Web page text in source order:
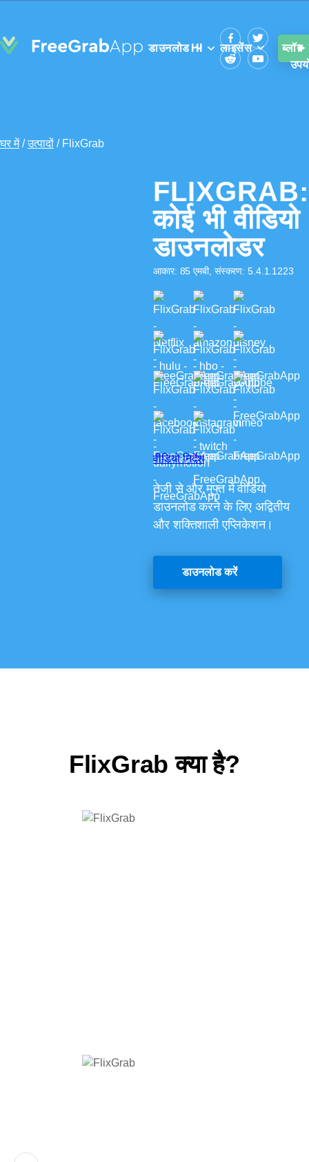
डाउनलोड लाइसेंस ब्लॉग
HI
घर में/उत्पादों / FlixGrab
FLIXGRAB:
कोई भी वीडियो
डाउनलोडर
आकार: 85 एमबी, संस्करण: 5.4.1.1223
वीडियो निर्देश
तेजी से और मुफ्त में वीडियो
डाउनलोड करने के लिए अद्वितीय
और शक्तिशाली एप्लिकेशन।
डाउनलोड करें
FlixGrab क्या है?